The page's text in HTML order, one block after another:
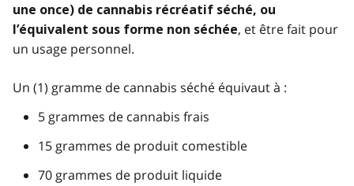
une once) de cannabis récréatif séché, ou
l’équivalent sous forme non séchée, et être fait pour
un usage personnel.
Un (1) gramme de cannabis séché équivaut à :
5 grammes de cannabis frais
15 grammes de produit comestible
70 grammes de produit liquide